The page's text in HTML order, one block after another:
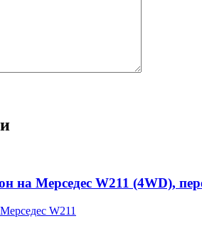
на Мерседес W211 (4WD),